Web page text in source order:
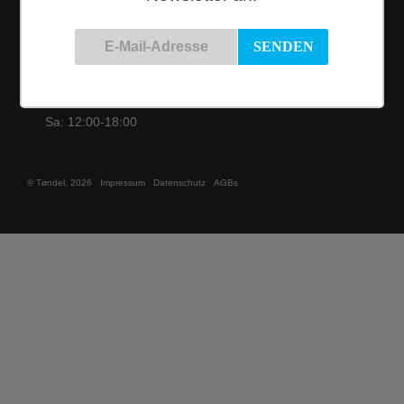
Terminvereinbarung
Sa: 12:00-18:00
© Tøndel, 2026 Impressum Datenschutz AGBs